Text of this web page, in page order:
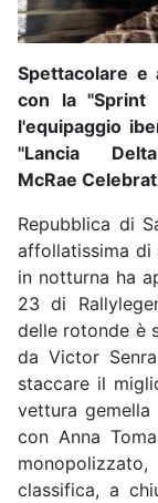
Spettacolare e
con la "Sprint
l'equipaggio
"Lancia
McRae
Repubblica di
affollatissima di
in notturna ha
23 di
delle rotonde è
da Victor
staccare il
vettura
con Anna
classifica, a